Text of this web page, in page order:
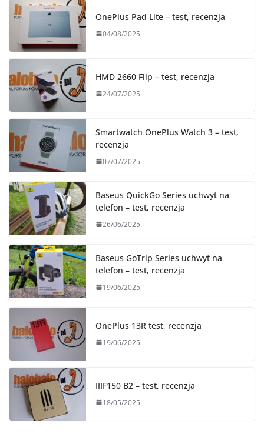
OnePlus Pad Lite – test, recenzja
04/08/2025
HMD 2660 Flip – test, recenzja
24/07/2025
Smartwatch OnePlus Watch 3 – test,
recenzja
07/07/2025
Baseus QuickGo Series uchwyt na
telefon – test, recenzja
26/06/2025
Baseus GoTrip Series uchwyt na
telefon – test, recenzja
19/06/2025
OnePlus 13R test, recenzja
19/06/2025
IIIF150 B2 – test, recenzja
18/05/2025